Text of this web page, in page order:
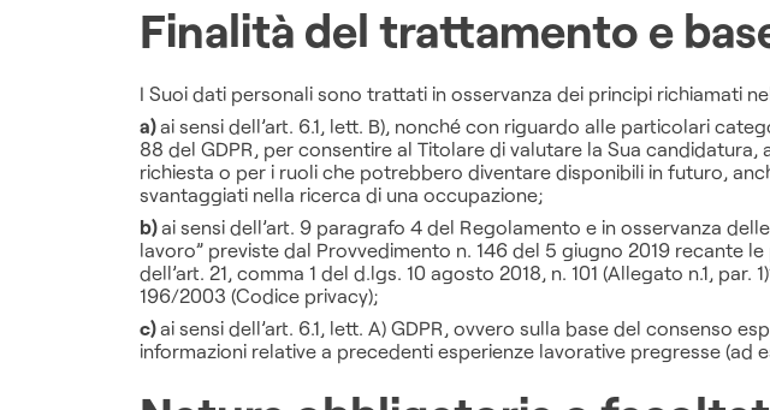
Finalità del trattamento e
I Suoi dati personali sono trattati in osservanza dei principi richiamati
a)ai sensi dell’art. 6.1, lett. B), nonché con riguardo alle particolari
88 del GDPR, per consentire al Titolare di valutare la Sua
richiesta o per i ruoli che potrebbero diventare disponibili in futuro,
svantaggiati nella ricerca di una occupazione;
b)ai sensi dell’art. 9 paragrafo 4 del Regolamento e in osservanza
lavoro” previste dal Provvedimento n. 146 del 5 giugno 2019 recante
dell’art. 21, comma 1 del d.lgs. 10 agosto 2018, n. 101 (Allegato n.1,
196/2003 (Codice privacy);
c)ai sensi dell’art. 6.1, lett. A) GDPR, ovvero sulla base del consenso
informazioni relative a precedenti esperienze lavorative pregresse (ad